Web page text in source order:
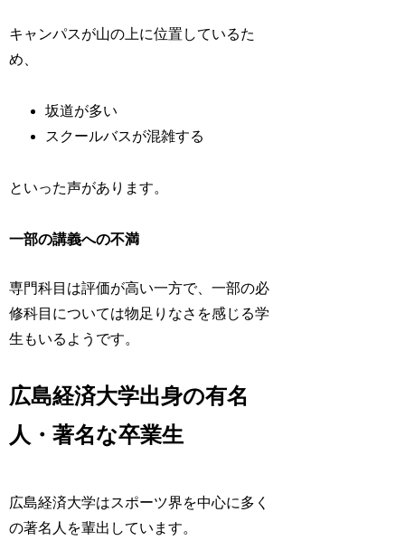
キャンパスが山の上に位置しているた
め、
坂道が多い
スクールバスが混雑する
といった声があります。
一部の講義への不満
専門科目は評価が高い一方で、一部の必
修科目については物足りなさを感じる学
生もいるようです。
広島経済大学出身の有名
人・著名な卒業生
広島経済大学はスポーツ界を中心に多く
の著名人を輩出しています。